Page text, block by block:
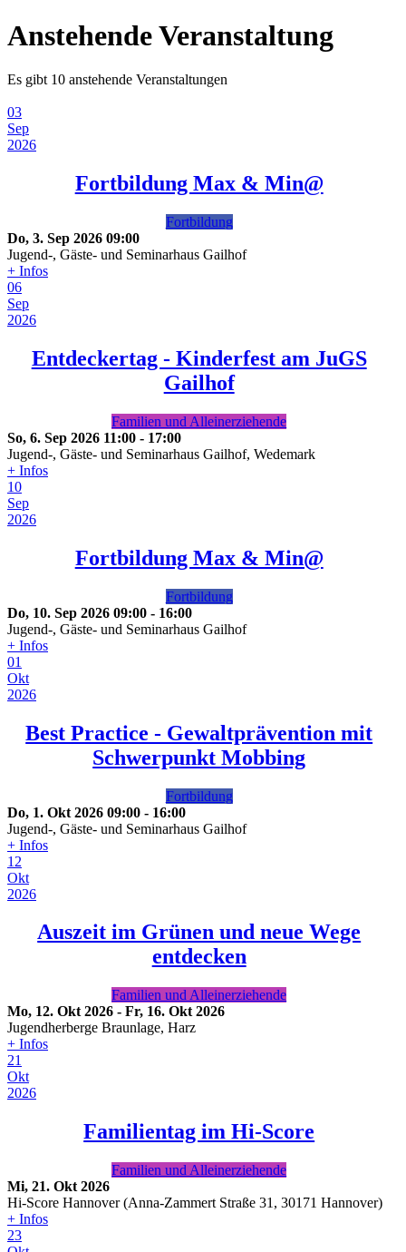
Anstehende Veranstaltung
Es gibt 10 anstehende Veranstaltungen
03
Sep
2026
Fortbildung Max & Min@
Fortbildung
Do, 3. Sep 2026 09:00
Jugend-, Gäste- und Seminarhaus Gailhof
+ Infos
06
Sep
2026
Entdeckertag - Kinderfest am JuGS
Gailhof
Familien und Alleinerziehende
So, 6. Sep 2026 11:00 - 17:00
Jugend-, Gäste- und Seminarhaus Gailhof, Wedemark
+ Infos
10
Sep
2026
Fortbildung Max & Min@
Fortbildung
Do, 10. Sep 2026 09:00 - 16:00
Jugend-, Gäste- und Seminarhaus Gailhof
+ Infos
01
Okt
2026
Best Practice - Gewaltprävention mit
Schwerpunkt Mobbing
Fortbildung
Do, 1. Okt 2026 09:00 - 16:00
Jugend-, Gäste- und Seminarhaus Gailhof
+ Infos
12
Okt
2026
Auszeit im Grünen und neue Wege
entdecken
Familien und Alleinerziehende
Mo, 12. Okt 2026 - Fr, 16. Okt 2026
Jugendherberge Braunlage, Harz
+ Infos
21
Okt
2026
Familientag im Hi-Score
Familien und Alleinerziehende
Mi, 21. Okt 2026
Hi-Score Hannover (Anna-Zammert Straße 31, 30171 Hannover)
+ Infos
23